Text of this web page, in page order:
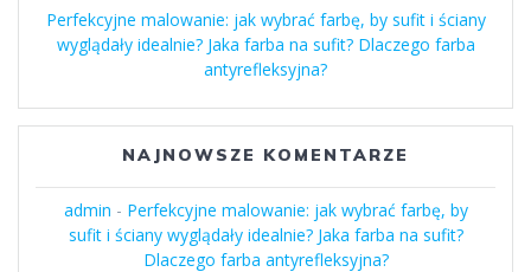
Perfekcyjne malowanie: jak wybrać farbę, by sufit i ściany
wyglądały idealnie? Jaka farba na sufit? Dlaczego farba
antyrefleksyjna?
NAJNOWSZE KOMENTARZE
admin - Perfekcyjne malowanie: jak wybrać farbę, by
sufit i ściany wyglądały idealnie? Jaka farba na sufit?
Dlaczego farba antyrefleksyjna?